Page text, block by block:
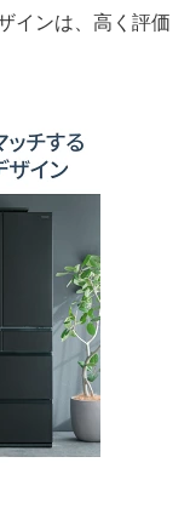
インは、高く評価